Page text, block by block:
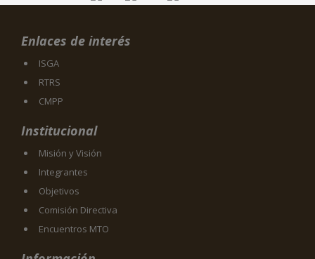
Enlaces de interés
ISGA
RTRS
CMPP
Institucional
Misión y Visión
Integrantes
Objetivos
Comisión Directiva
Encuentros MTO